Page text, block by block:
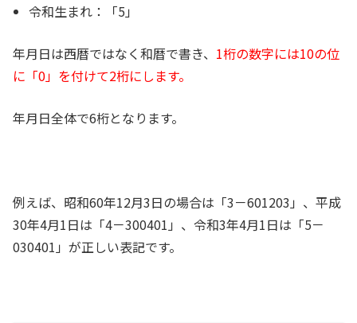
令和生まれ：「5」
年月日は西暦ではなく和暦で書き、 1桁の数字には10の位
に「0」を付けて2桁にします。
年月日全体で6桁となります。
例えば、昭和60年12月3日の場合は「3－601203」、平成
30年4月1日は「4－300401」、令和3年4月1日は「5－
030401」が正しい表記です。